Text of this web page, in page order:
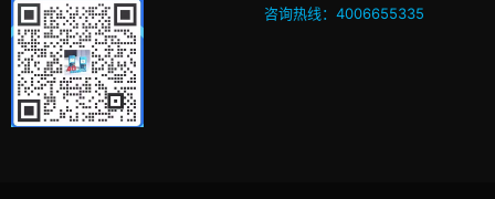
咨询热线：4006655335